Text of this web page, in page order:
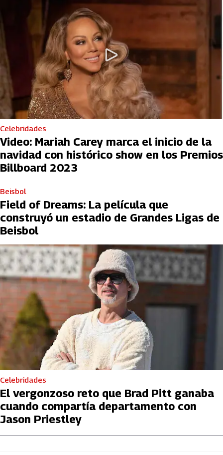
Celebridades
Video: Mariah Carey marca el inicio de la
navidad con histórico show en los Premios
Billboard 2023
Beisbol
Field of Dreams: La película que
construyó un estadio de Grandes Ligas de
Beisbol
Celebridades
El vergonzoso reto que Brad Pitt ganaba
cuando compartía departamento con
Jason Priestley